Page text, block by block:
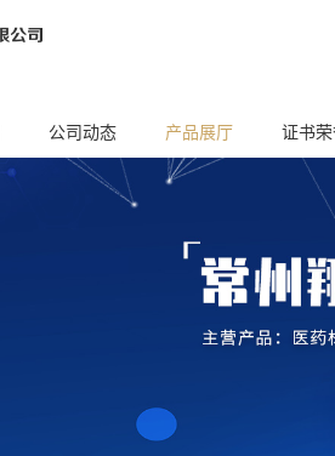
公司动态 产品展厅 证书